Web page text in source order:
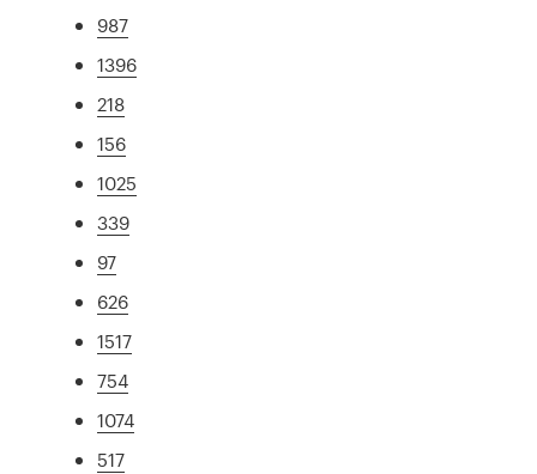
987
1396
218
156
1025
339
97
626
1517
754
1074
517